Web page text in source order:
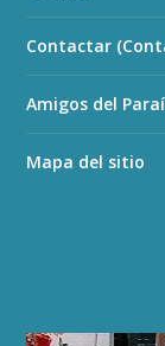
Contactar
Amigos del
Mapa del sitio